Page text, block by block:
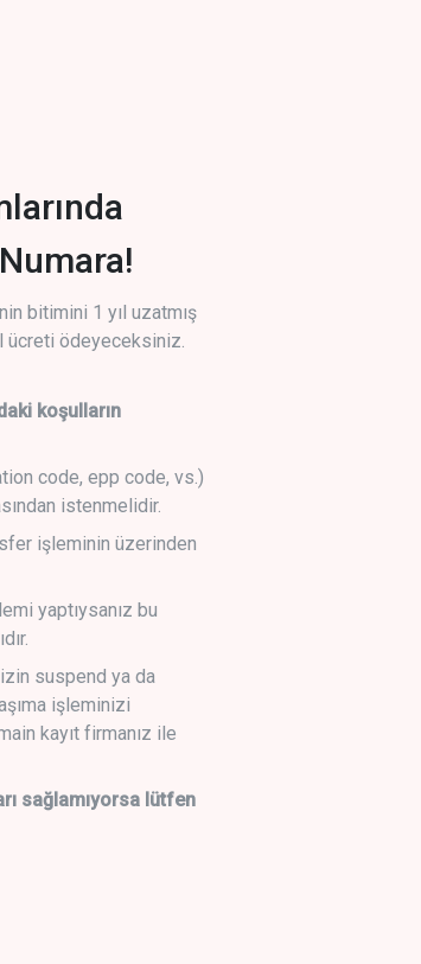
bitimini 1 yıl uzatmış
ücreti ödeyeceksiniz.
koşulların
code, epp code, vs.)
istenmelidir.
işleminin üzerinden
yaptıysanız bu
suspend ya da
işleminizi
kayıt firmanız ile
sağlamıyorsa lütfen